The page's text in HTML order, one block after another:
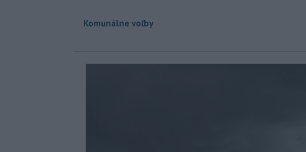
Komunálne voľby